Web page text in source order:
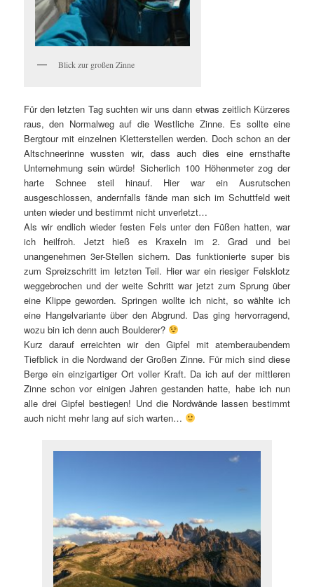
Blick zur großen Zinne
Für den letzten Tag suchten wir uns dann etwas zeitlich Kürzeres
raus, den Normalweg auf die Westliche Zinne. Es sollte eine
Bergtour mit einzelnen Kletterstellen werden. Doch schon an der
Altschneerinne wussten wir, dass auch dies eine ernsthafte
Unternehmung sein würde! Sicherlich 100 Höhenmeter zog der
harte Schnee steil hinauf. Hier war ein Ausrutschen
ausgeschlossen, andernfalls fände man sich im Schuttfeld weit
unten wieder und bestimmt nicht unverletzt…
Als wir endlich wieder festen Fels unter den Füßen hatten, war
ich heilfroh. Jetzt hieß es Kraxeln im 2. Grad und bei
unangenehmen 3er-Stellen sichern. Das funktionierte super bis
zum Spreizschritt im letzten Teil. Hier war ein riesiger Felsklotz
weggebrochen und der weite Schritt war jetzt zum Sprung über
eine Klippe geworden. Springen wollte ich nicht, so wählte ich
eine Hangelvariante über den Abgrund. Das ging hervorragend,
wozu bin ich denn auch Boulderer?
Kurz darauf erreichten wir den Gipfel mit atemberaubendem
Tiefblick in die Nordwand der Großen Zinne. Für mich sind diese
Berge ein einzigartiger Ort voller Kraft. Da ich auf der mittleren
Zinne schon vor einigen Jahren gestanden hatte, habe ich nun
alle drei Gipfel bestiegen! Und die Nordwände lassen bestimmt
auch nicht mehr lang auf sich warten…